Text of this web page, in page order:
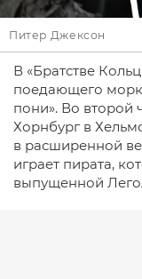
Питер Джексон
В «Братстве
поедающего
пони». Во второй
Хорнбург в
в расширенной
играет пирата,
выпущенной